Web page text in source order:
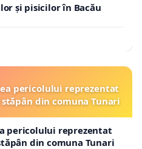
și pisicilor în Bacău
pericolului reprezentat
din comuna Tunari
pericolului reprezentat
din comuna Tunari